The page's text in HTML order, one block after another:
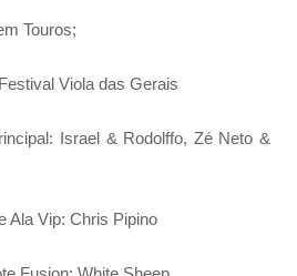
Touros;
Viola das Gerais
Israel & Rodolffo, Zé Neto &
Ala Vip: Chris Pipino